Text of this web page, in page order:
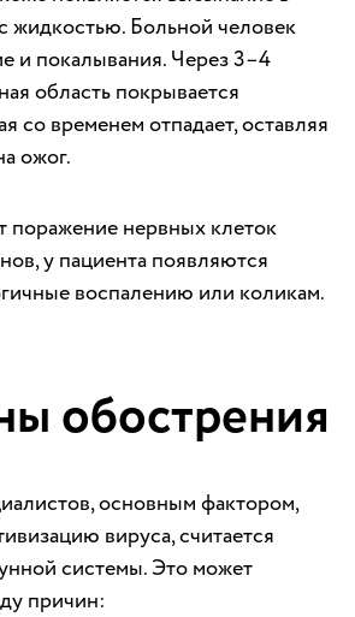
жидкостью. Больной человек
и покалывания. Через 3–4
область покрывается
со временем отпадает, оставляя
ожог.
поражение нервных клеток
у пациента появляются
воспалению или коликам.
обострения
основным фактором,
вируса, считается
системы. Это может
причин: